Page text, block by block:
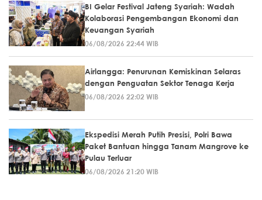
BI Gelar Festival Jateng Syariah: Wadah
Kolaborasi Pengembangan Ekonomi dan
Keuangan Syariah
06/08/2026 22:44 WIB
Airlangga: Penurunan Kemiskinan Selaras
dengan Penguatan Sektor Tenaga Kerja
06/08/2026 22:02 WIB
Ekspedisi Merah Putih Presisi, Polri Bawa
Paket Bantuan hingga Tanam Mangrove ke
Pulau Terluar
06/08/2026 21:20 WIB